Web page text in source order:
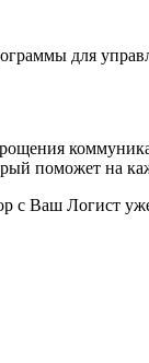
для
поможет на
с Ваш Логист